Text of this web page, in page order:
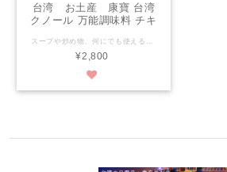
台湾 お土産 康寶 台湾
クノール 万能調味料 チキ
手 補充パック(500g)
¥2,800